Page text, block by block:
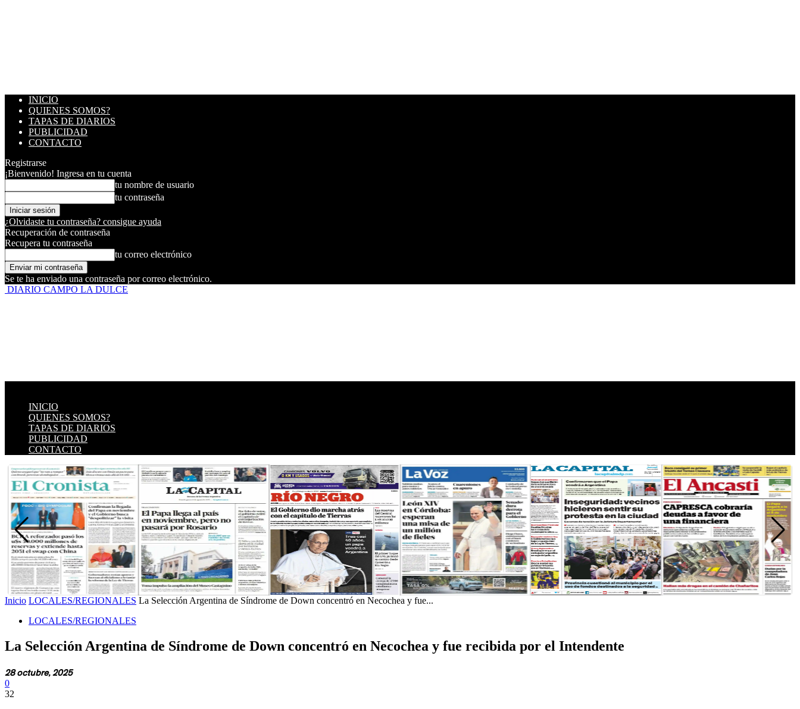
INICIO
QUIENES SOMOS?
TAPAS DE DIARIOS
PUBLICIDAD
CONTACTO
Registrarse
¡Bienvenido! Ingresa en tu cuenta
tu nombre de usuario
tu contraseña
¿Olvidaste tu contraseña? consigue ayuda
Recuperación de contraseña
Recupera tu contraseña
tu correo electrónico
Se te ha enviado una contraseña por correo electrónico.
DIARIO CAMPO LA DULCE
INICIO
QUIENES SOMOS?
TAPAS DE DIARIOS
PUBLICIDAD
CONTACTO
Inicio LOCALES/REGIONALES La Selección Argentina de Síndrome de Down concentró en Necochea y fue...
LOCALES/REGIONALES
La Selección Argentina de Síndrome de Down concentró en Necochea y fue recibida por el Intendente
28 octubre, 2025
0
32